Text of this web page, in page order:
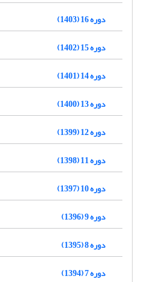
دوره 16 (1403)
دوره 15 (1402)
دوره 14 (1401)
دوره 13 (1400)
دوره 12 (1399)
دوره 11 (1398)
دوره 10 (1397)
دوره 9 (1396)
دوره 8 (1395)
دوره 7 (1394)